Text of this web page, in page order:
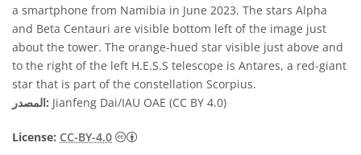
a smartphone from Namibia in June 2023. The stars Alpha
and Beta Centauri are visible bottom left of the image just
about the tower. The orange-hued star visible just above and
to the right of the left H.E.S.S telescope is Antares, a red-giant
star that is part of the constellation Scorpius.
المصدر: Jianfeng Dai/IAU OAE (CC BY 4.0)
License: CC-BY-4.0